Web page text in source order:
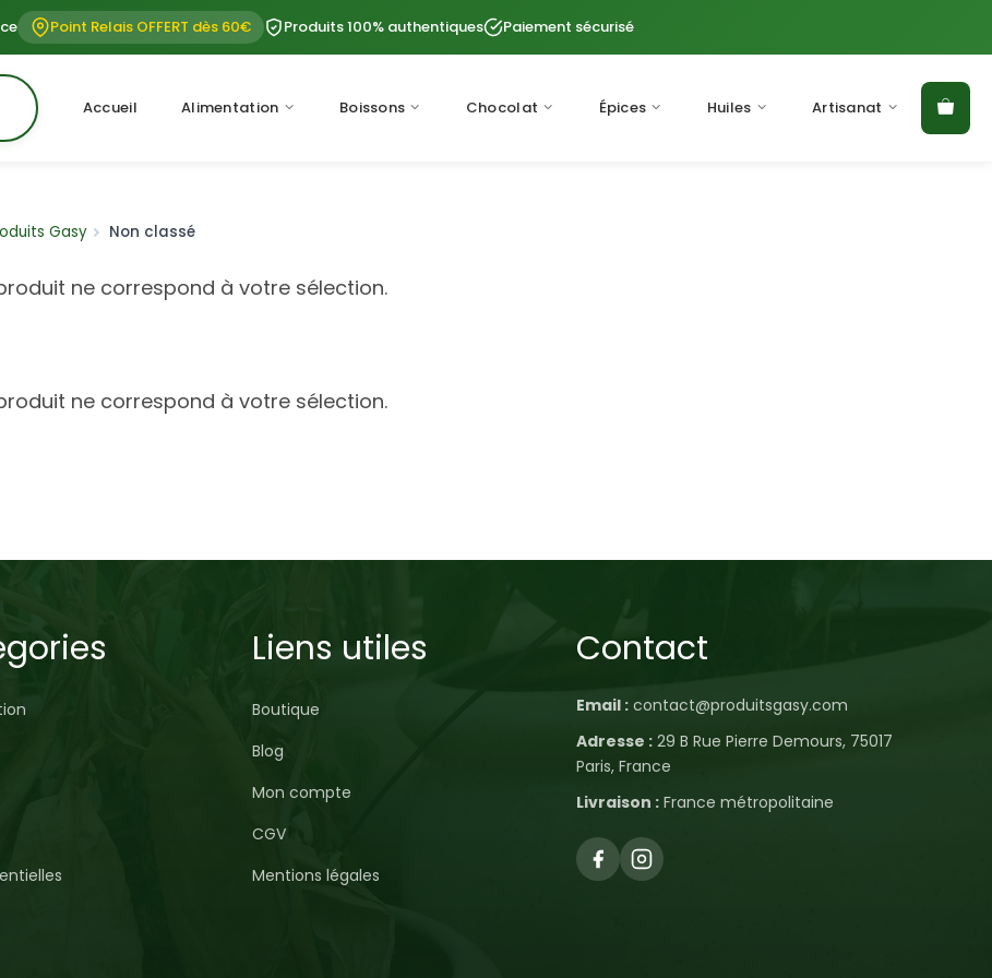
Point Relais OFFERT dès 60€ Produits 100% authentiques Paiement sécurisé
Accueil Alimentation Boissons Chocolat Épices Huiles Artisanat
Gasy Non classé
ne correspond à votre sélection.
ne correspond à votre sélection.
Liens utiles
Boutique
Blog
Mon compte
CGV
Mentions légales
Contact
Email : contact@produitsgasy.com
Adresse : 29 B Rue Pierre Demours, 75017
Paris, France
Livraison : France métropolitaine